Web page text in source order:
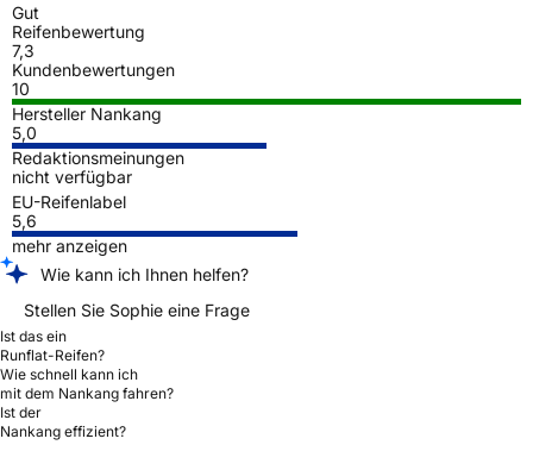
Gut
Reifenbewertung
7,3
Kundenbewertungen
10
Hersteller Nankang
5,0
Redaktionsmeinungen
nicht verfügbar
EU-Reifenlabel
5,6
mehr anzeigen
Wie kann ich Ihnen helfen?
Stellen Sie Sophie eine Frage
Ist das ein
Runflat-Reifen?
Wie schnell kann ich
mit dem Nankang fahren?
Ist der
Nankang effizient?